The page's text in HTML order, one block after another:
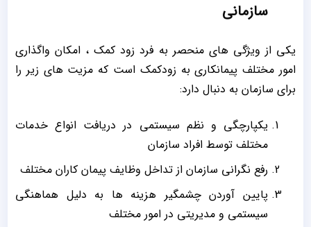
سازمانی
یکی از ویژگی های منحصر به فرد زود کمک ، امکان واگذاری
امور مختلف پیمانکاری به زودکمک است که مزیت های زیر را
برای سازمان به دنبال دارد:
یکپارچگی و نظم سیستمی در دریافت انواع خدمات
مختلف توسط افراد سازمان
رفع نگرانی سازمان از تداخل وظایف پیمان کاران مختلف
پایین آوردن چشمگیر هزینه ها به دلیل هماهنگی
سیستمی و مدیریتی در امور مختلف